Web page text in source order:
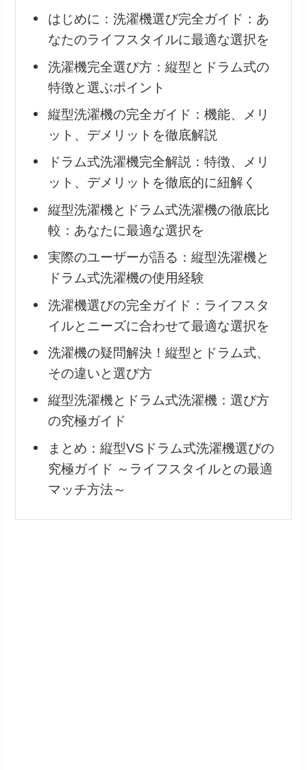
はじめに：洗濯機選び完全ガイド：あ
なたのライフスタイルに最適な選択を
洗濯機完全選び方：縦型とドラム式の
特徴と選ぶポイント
縦型洗濯機の完全ガイド：機能、メリ
ット、デメリットを徹底解説
ドラム式洗濯機完全解説：特徴、メリ
ット、デメリットを徹底的に紐解く
縦型洗濯機とドラム式洗濯機の徹底比
較：あなたに最適な選択を
実際のユーザーが語る：縦型洗濯機と
ドラム式洗濯機の使用経験
洗濯機選びの完全ガイド：ライフスタ
イルとニーズに合わせて最適な選択を
洗濯機の疑問解決！縦型とドラム式、
その違いと選び方
縦型洗濯機とドラム式洗濯機：選び方
の究極ガイド
まとめ：縦型VSドラム式洗濯機選びの
究極ガイド ～ライフスタイルとの最適
マッチ方法～